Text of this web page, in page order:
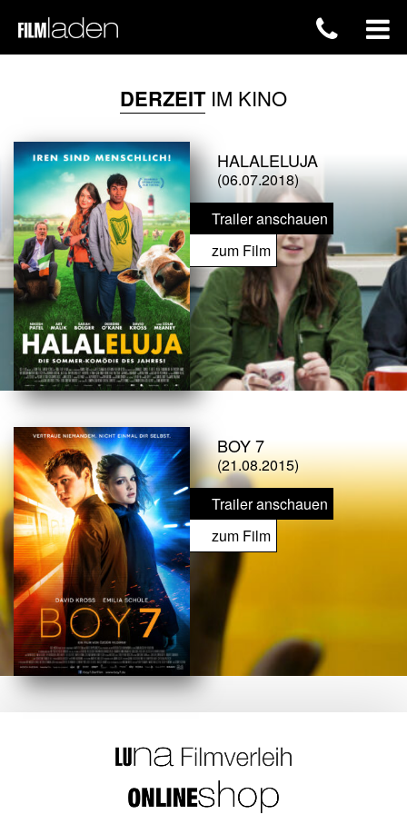
DERZEITIM KINO
HALALELUJA
(06.07.2018)
Trailer anschauen
zum Film
BOY 7
(21.08.2015)
Trailer anschauen
zum Film